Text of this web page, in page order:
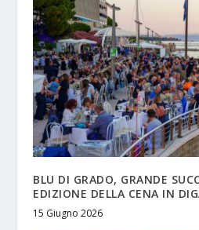
BLU DI GRADO, GRANDE
EDIZIONE DELLA CENA IN
15 Giugno 2026